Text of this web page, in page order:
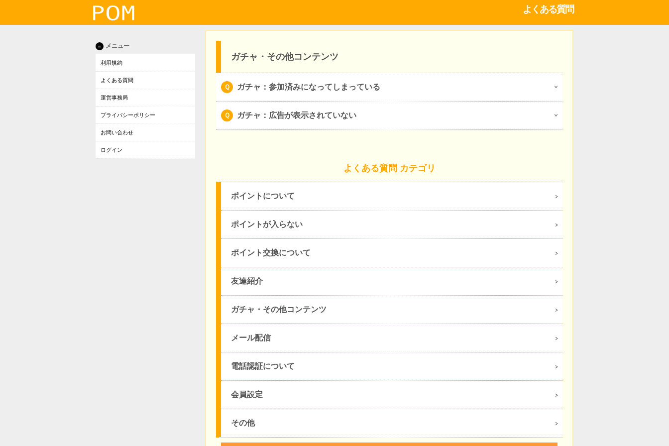
よくある質問
三 メニュー
利用規約
よくある質問
運営事務局
プライバシーポリシー
お問い合わせ
ログイン
ガチャ・その他コンテンツ
ガチャ：参加済みになってしまっている
ガチャ：広告が表示されていない
よくある質問 カテゴリ
ポイントについて
ポイントが入らない
ポイント交換について
友達紹介
ガチャ・その他コンテンツ
メール配信
電話認証について
会員設定
その他